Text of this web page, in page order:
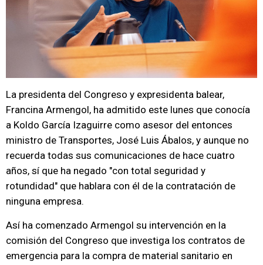
La presidenta del Congreso y expresidenta balear,
Francina Armengol, ha admitido este lunes que conocía
a Koldo García Izaguirre como asesor del entonces
ministro de Transportes, José Luis Ábalos, y aunque no
recuerda todas sus comunicaciones de hace cuatro
años, sí que ha negado "con total seguridad y
rotundidad" que hablara con él de la contratación de
ninguna empresa.
Así ha comenzado Armengol su intervención en la
comisión del Congreso que investiga los contratos de
emergencia para la compra de material sanitario en